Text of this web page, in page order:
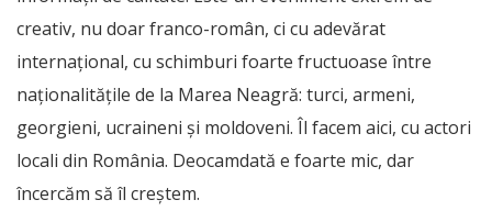
creativ, nu doar franco-român, ci cu adevărat
internațional, cu schimburi foarte fructuoase între
naționalitățile de la Marea Neagră: turci, armeni,
georgieni, ucraineni și moldoveni. Îl facem aici, cu actori
locali din România. Deocamdată e foarte mic, dar
încercăm să îl creștem.